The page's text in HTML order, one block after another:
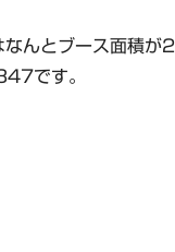
んとブース面積が2
です。